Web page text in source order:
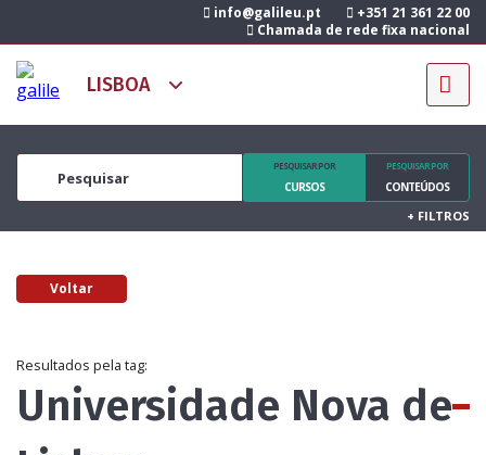
info@galileu.pt
+351 21 361 22 00
Chamada de rede fixa nacional
PESQUISAR POR
CURSOS
PESQUISAR POR
CONTEÚDOS
+ FILTROS
Voltar
Resultados pela tag:
Universidade Nova de